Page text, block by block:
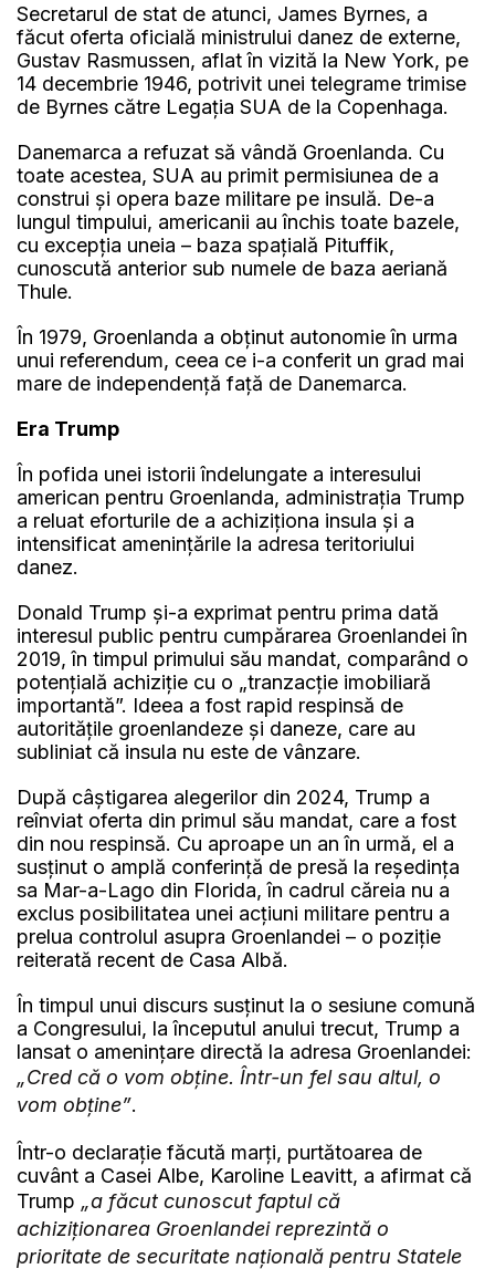
Secretarul de stat de atunci, James Byrnes, a
făcut oferta oficială ministrului danez de externe,
Gustav Rasmussen, aflat în vizită la New York, pe
14 decembrie 1946, potrivit unei telegrame trimise
de Byrnes către Legația SUA de la Copenhaga.
Danemarca a refuzat să vândă Groenlanda. Cu
toate acestea, SUA au primit permisiunea de a
construi și opera baze militare pe insulă. De-a
lungul timpului, americanii au închis toate bazele,
cu excepția uneia – baza spațială Pituffik,
cunoscută anterior sub numele de baza aeriană
Thule.
În 1979, Groenlanda a obținut autonomie în urma
unui referendum, ceea ce i-a conferit un grad mai
mare de independență față de Danemarca.
Era Trump
În pofida unei istorii îndelungate a interesului
american pentru Groenlanda, administrația Trump
a reluat eforturile de a achiziționa insula și a
intensificat amenințările la adresa teritoriului
danez.
Donald Trump și-a exprimat pentru prima dată
interesul public pentru cumpărarea Groenlandei în
2019, în timpul primului său mandat, comparând o
potențială achiziție cu o „tranzacție imobiliară
importantă”. Ideea a fost rapid respinsă de
autoritățile groenlandeze și daneze, care au
subliniat că insula nu este de vânzare.
După câștigarea alegerilor din 2024, Trump a
reînviat oferta din primul său mandat, care a fost
din nou respinsă. Cu aproape un an în urmă, el a
susținut o amplă conferință de presă la reședința
sa Mar-a-Lago din Florida, în cadrul căreia nu a
exclus posibilitatea unei acțiuni militare pentru a
prelua controlul asupra Groenlandei – o poziție
reiterată recent de Casa Albă.
În timpul unui discurs susținut la o sesiune comună
a Congresului, la începutul anului trecut, Trump a
lansat o amenințare directă la adresa Groenlandei:
„Cred că o vom obține. Într-un fel sau altul, o
vom obține”.
Într-o declarație făcută marți, purtătoarea de
cuvânt a Casei Albe, Karoline Leavitt, a afirmat că
Trump „a făcut cunoscut faptul că
achiziționarea Groenlandei reprezintă o
prioritate de securitate națională pentru Statele